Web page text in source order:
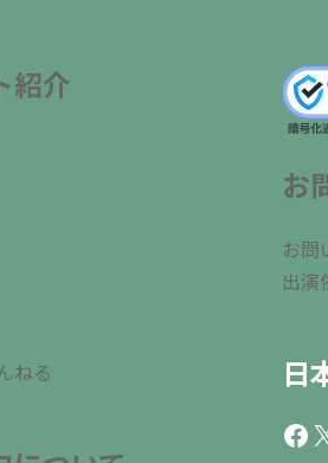
紹介
ねる
お
お問
出演
日
X